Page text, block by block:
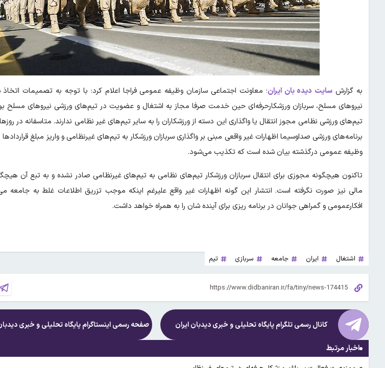
به گزارش سایت دیده بان ایران؛ معاونت اجتماعی سازمان وظیفه عمومی فراجا اعلام کرد: با توجه به تصمیمات
نیرو‌های مسلح، سربازان ورزشکارحرفه‌ای حین خدمت صرفا مجاز به اشتغال و عضویت در تیم‌های ورزشی نیرو‌های مسلح
تیم‌های ورزشی نظامی مجوز انتقال یا واگذاری این دسته از ورزشکاران را به سایر تیم‌های غیر نظامی ندارند. متاسفانه در
برنامه‌های ورزشی صداوسیما اظهارات غیر واقعی مبنی بر واگذاری سربازان ورزشکار به تیم‌های غیرنظامی و واریز مبلغ
وظیفه عمومی درگذشته بیان شده است که تکذیب می‌شود.
تاکنون هیچگونه مجوزی برای انتقال سربازان ورزشکار تیم‌های نظامی به تیم‌های غیرنظامی صادر نشده و به تبع آن
مالی نیز صورت نگرفته است. انتشار این گونه اظهارات غیر واقع علیرغم اینکه موجب تزریق اطلاعات غلط به جامعه
افکارعمومی و گمراهی جوانان در برنامه ریزی برای آینده شان را به همراه خواهد داشت.
اشتغال ایران جامعه سربازی تیم
کانال رسمی تلگرام پایگاه تحلیلی و خبریدیدبان ایران صفحه رسمی اینستاگرام پایگاه تحلیلی و خبری
اخبار مرتبط